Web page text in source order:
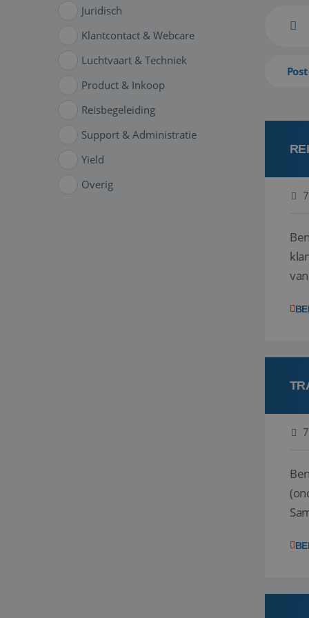
Juridisch
Klantcontact & Webcare
Luchtvaart & Techniek
Product & Inkoop
Reisbegeleiding
Support & Administratie
Yield
Overig
Ben